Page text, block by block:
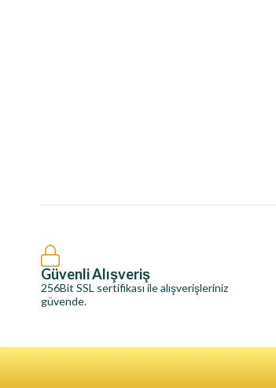
Güvenli Alışveriş
256Bit SSL sertifikası ile alışverişleriniz
güvende.